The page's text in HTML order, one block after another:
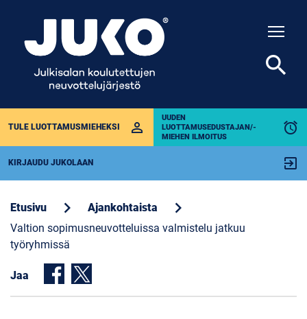
TULE LUOTTAMUSMIEHEKSI perm_identity
UUDEN
LUOTTAMUSEDUSTAJAN/-
MIEHEN ILMOITUS
alarm
KIRJAUDU JUKOLAAN exit_to_app
search
Etusivu chevron_right Ajankohtaista chevron_right
Valtion sopimusneuvotteluissa valmistelu jatkuu
työryhmissä
Jaa